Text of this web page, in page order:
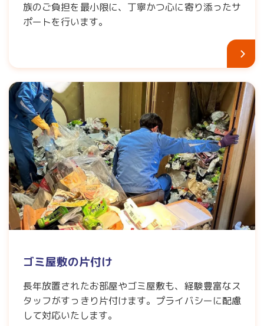
族のご負担を最小限に、丁寧かつ心に寄り添ったサ
ポートを行います。
ゴミ屋敷の片付け
長年放置されたお部屋やゴミ屋敷も、経験豊富なス
タッフがすっきり片付けます。プライバシーに配慮
して対応いたします。